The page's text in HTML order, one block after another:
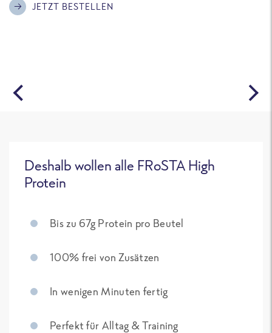
JETZT BESTELLEN
Deshalb wollen alle FRoSTA High
Protein
Bis zu 67g Protein pro Beutel
100% frei von Zusätzen
In wenigen Minuten fertig
Perfekt für Alltag & Training